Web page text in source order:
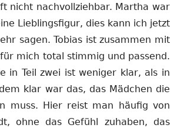
nicht nachvollziehbar. Martha war
Lieblingsfigur, dies kann ich jetzt
sagen. Tobias ist zusammen mit
mich total stimmig und passend.
in Teil zwei ist weniger klar, als in
klar war das, das Mädchen die
muss. Hier reist man häufig von
ohne das Gefühl zuhaben, das